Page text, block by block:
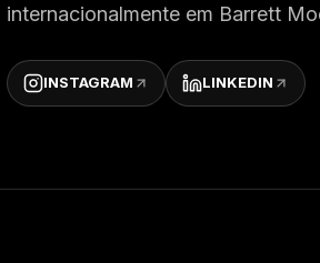
internacionalmente em Barrett
INSTAGRAM LINKEDIN